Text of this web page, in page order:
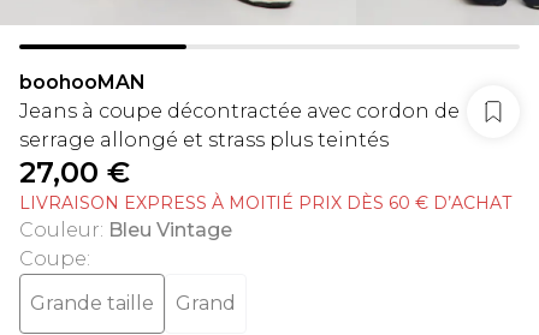
boohooMAN
Jeans à coupe décontractée avec cordon de
serrage allongé et strass plus teintés
27,00 €
LIVRAISON EXPRESS À MOITIÉ PRIX DÈS 60 € D’ACHAT
Couleur: Bleu Vintage
Coupe:
Grande taille
Grand